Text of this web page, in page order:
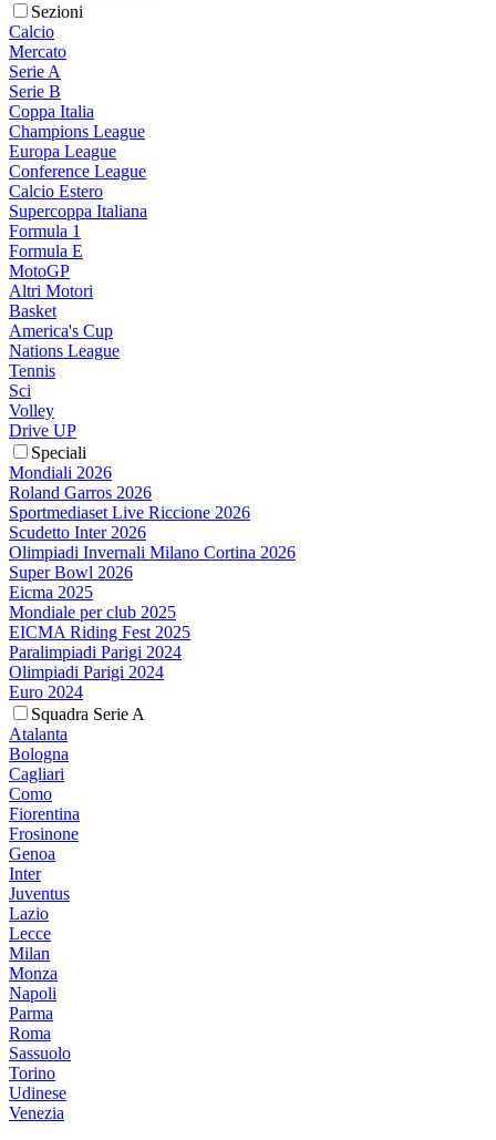
Sezioni
Calcio
Mercato
Serie A
Serie B
Coppa Italia
Champions League
Europa League
Conference League
Calcio Estero
Supercoppa Italiana
Formula 1
Formula E
MotoGP
Altri Motori
Basket
America's Cup
Nations League
Tennis
Sci
Volley
Drive UP
Speciali
Mondiali 2026
Roland Garros 2026
Sportmediaset Live Riccione 2026
Scudetto Inter 2026
Olimpiadi Invernali Milano Cortina 2026
Super Bowl 2026
Eicma 2025
Mondiale per club 2025
EICMA Riding Fest 2025
Paralimpiadi Parigi 2024
Olimpiadi Parigi 2024
Euro 2024
Squadra Serie A
Atalanta
Bologna
Cagliari
Como
Fiorentina
Frosinone
Genoa
Inter
Juventus
Lazio
Lecce
Milan
Monza
Napoli
Parma
Roma
Sassuolo
Torino
Udinese
Venezia